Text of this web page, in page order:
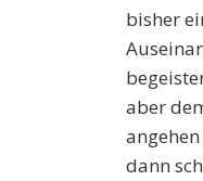
bisher
aber
dann